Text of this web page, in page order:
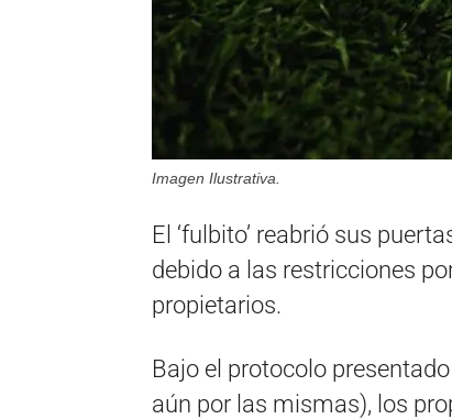
Imagen Ilustrativa.
El ‘fulbito’ reabrió sus
debido a las restricciones
propietarios.
Bajo el protocolo
aún por las mismas), los